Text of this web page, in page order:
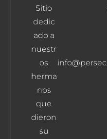
Sitio
dedic
ado a
nuestr
os
herma
nos
que
dieron
su